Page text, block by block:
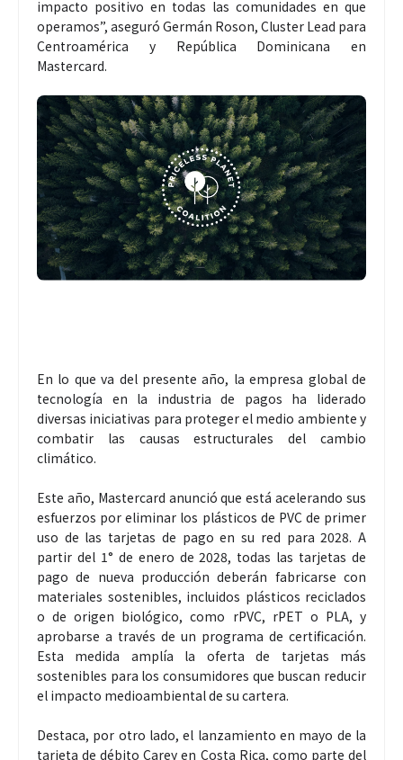
impacto positivo en todas las comunidades en que
operamos”, aseguró Germán Roson, Cluster Lead para
Centroamérica y República Dominicana en
Mastercard.
En lo que va del presente año, la empresa global de
tecnología en la industria de pagos ha liderado
diversas iniciativas para proteger el medio ambiente y
combatir las causas estructurales del cambio
climático.
Este año, Mastercard anunció que está acelerando sus
esfuerzos por eliminar los plásticos de PVC de primer
uso de las tarjetas de pago en su red para 2028. A
partir del 1° de enero de 2028, todas las tarjetas de
pago de nueva producción deberán fabricarse con
materiales sostenibles, incluidos plásticos reciclados
o de origen biológico, como rPVC, rPET o PLA, y
aprobarse a través de un programa de certificación.
Esta medida amplía la oferta de tarjetas más
sostenibles para los consumidores que buscan reducir
el impacto medioambiental de su cartera.
Destaca, por otro lado, el lanzamiento en mayo de la
tarjeta de débito Carey en Costa Rica, como parte del